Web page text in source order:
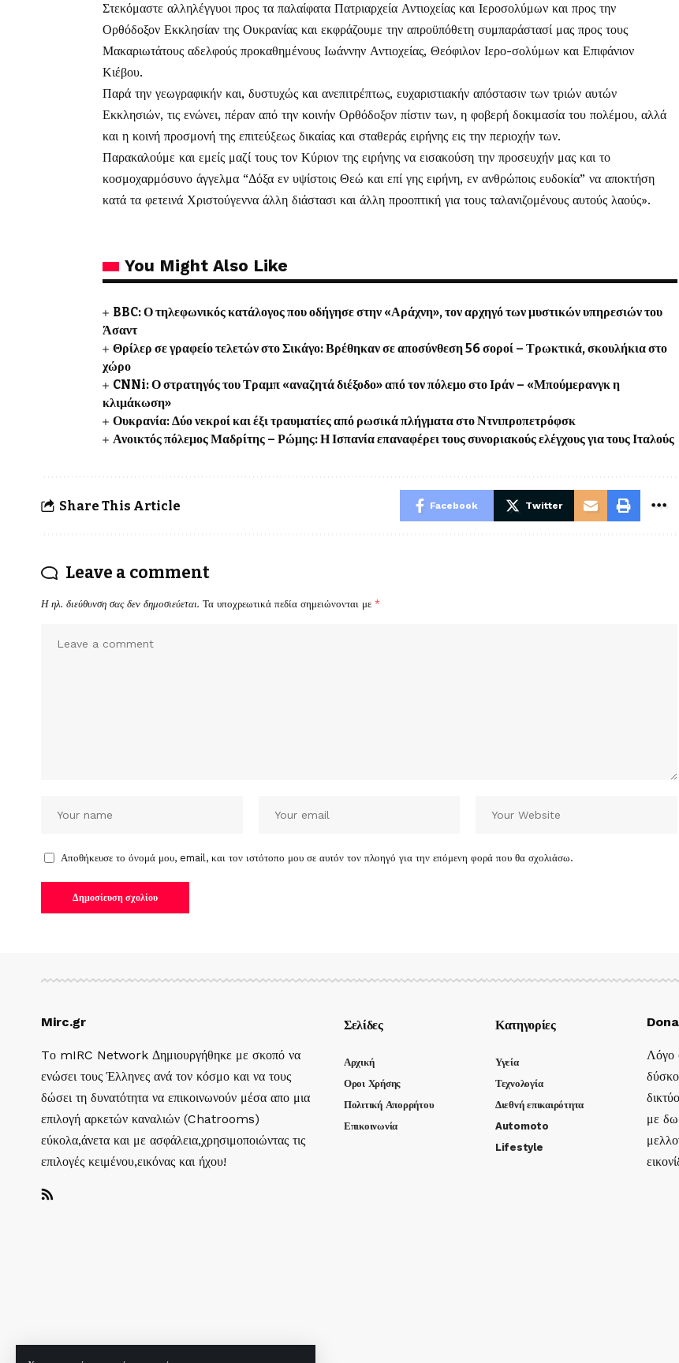
Στεκόμαστε αλληλέγγυοι προς τα παλαίφατα Πατριαρχεία Αντιοχείας και Ιεροσολύμων και προς την
Ορθόδοξον Εκκλησίαν της Ουκρανίας και εκφράζουμε την απροϋπόθετη συμπαράστασί μας προς τους
Μακαριωτάτους αδελφούς προκαθημένους Ιωάννην Αντιοχείας, Θεόφιλον Ιερο-σολύμων και Επιφάνιον
Κιέβου.
Παρά την γεωγραφικήν και, δυστυχώς και ανεπιτρέπτως, ευχαριστιακήν απόστασιν των τριών αυτών
Εκκλησιών, τις ενώνει, πέραν από την κοινήν Ορθόδοξον πίστιν των, η φοβερή δοκιμασία του πολέμου, αλλά
και η κοινή προσμονή της επιτεύξεως δικαίας και σταθεράς ειρήνης εις την περιοχήν των.
Παρακαλούμε και εμείς μαζί τους τον Κύριον της ειρήνης να εισακούση την προσευχήν μας και το
κοσμοχαρμόσυνο άγγελμα “Δόξα εν υψίστοις Θεώ και επί γης ειρήνη, εν ανθρώποις ευδοκία” να αποκτήση
κατά τα φετεινά Χριστούγεννα άλλη διάστασι και άλλη προοπτική για τους ταλανιζομένους αυτούς λαούς».
You Might Also Like
BBC: Ο τηλεφωνικός κατάλογος που οδήγησε στην «Αράχνη», τον αρχηγό των μυστικών υπηρεσιών του
Άσαντ
Θρίλερ σε γραφείο τελετών στο Σικάγο: Βρέθηκαν σε αποσύνθεση 56 σοροί – Τρωκτικά, σκουλήκια στο
χώρο
CNNi: Ο στρατηγός του Τραμπ «αναζητά διέξοδο» από τον πόλεμο στο Ιράν – «Μπούμερανγκ η
κλιμάκωση»
Ουκρανία: Δύο νεκροί και έξι τραυματίες από ρωσικά πλήγματα στο Ντνιπροπετρόφσκ
Ανοικτός πόλεμος Μαδρίτης – Ρώμης: Η Ισπανία επαναφέρει τους συνοριακούς ελέγχους για τους Ιταλούς
Share This Article Facebook Twitter
Leave a comment
Η ηλ. διεύθυνση σας δεν δημοσιεύεται. Τα υποχρεωτικά πεδία σημειώνονται με *
Αποθήκευσε το όνομά μου, email, και τον ιστότοπο μου σε αυτόν τον πλοηγό για την επόμενη φορά που θα σχολιάσω.
Mirc.gr
Tο mIRC Network Δημιουργήθηκε με σκοπό να
ενώσει τους Έλληνες ανά τον κόσμο και να τους
δώσει τη δυνατότητα να επικοινωνούν μέσα απο μια
επιλογή αρκετών καναλιών (Chatrooms)
εύκολα,άνετα και με ασφάλεια,χρησιμοποιώντας τις
επιλογές κειμένου,εικόνας και ήχου!
Σελίδες
Αρχική
Οροι Χρήσης
Πολιτική Απορρήτου
Επικοινωνία
Κατηγορίες
Υγεία
Τεχνολογία
Διεθνή επικαιρότητα
Automoto
Lifestyle
Λόγο
με